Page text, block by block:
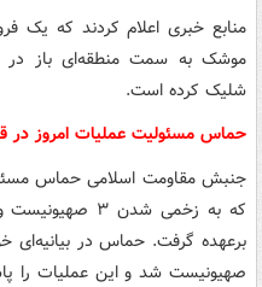
منابع خبری اعلام کردند که یک
موشک به سمت منطقه‌ای باز
شلیک کرده است.
حماس مسئولیت عملیات امروز در
جنبش مقاومت اسلامی حماس
که به زخمی
برعهده گرفت. حماس در بیانیه‌ای
صهیونیست شد و این عملیات را